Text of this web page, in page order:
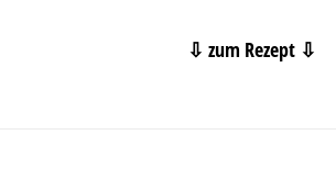
⇩ zum Rezept ⇩